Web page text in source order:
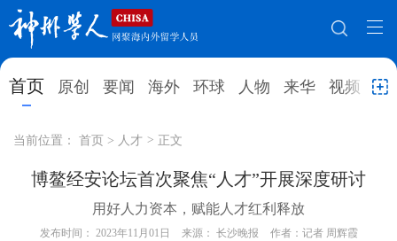
首页 原创 要闻 海外 环球 人物 来华 视频 教
网站地图
首页 原创
环球 人物 来华 视频
就业创业 合作办学
当前位置： 首页 > 人才 > 正文
博鳌经安论坛首次聚焦“人才”开展深度研讨
用好人力资本，赋能人才红利释放
发布时间： 2023年11月01日 来源： 长沙晚报 作者：记者 周辉霞